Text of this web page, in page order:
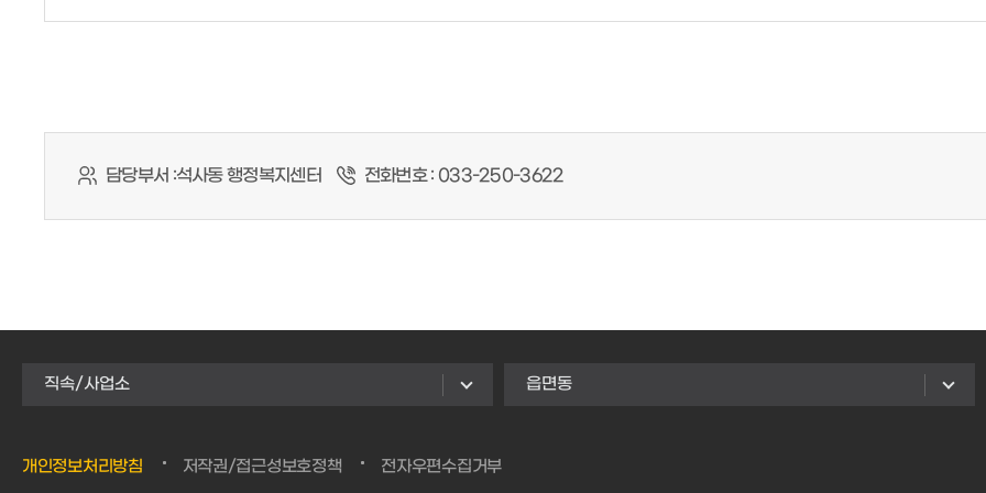
담당부서 :석사동 행정복지센터 전화번호 : 033-250-3622
직속/사업소 읍면동
개인정보처리방침 저작권/접근성보호정책 전자우편수집거부